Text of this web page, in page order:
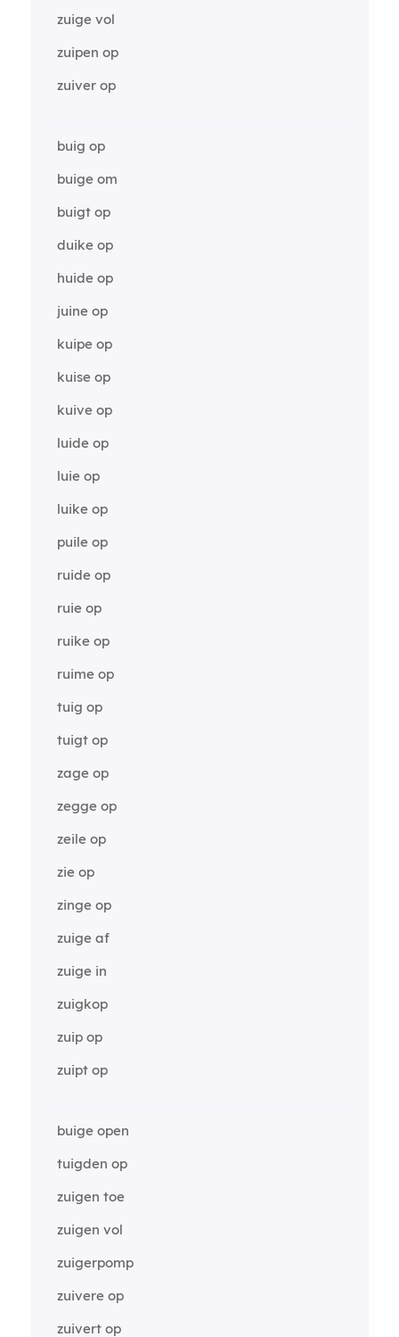
zuige vol
zuipen op
zuiver op
buig op
buige om
buigt op
duike op
huide op
juine op
kuipe op
kuise op
kuive op
luide op
luie op
luike op
puile op
ruide op
ruie op
ruike op
ruime op
tuig op
tuigt op
zage op
zegge op
zeile op
zie op
zinge op
zuige af
zuige in
zuigkop
zuip op
zuipt op
buige open
tuigden op
zuigen toe
zuigen vol
zuigerpomp
zuivere op
zuivert op